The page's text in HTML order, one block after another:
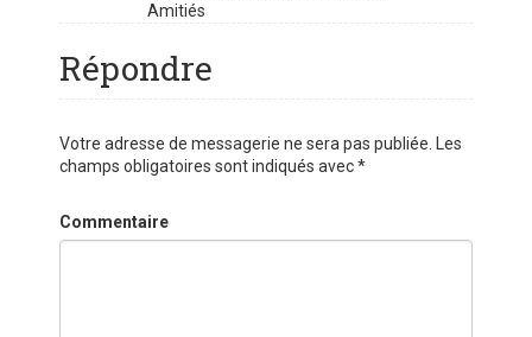
Amitiés
Répondre
Votre adresse de messagerie ne sera pas publiée.
Les
champs obligatoires sont indiqués avec*
Commentaire